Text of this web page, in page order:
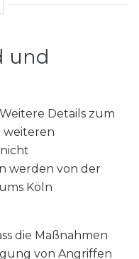
und
Details zum
weiteren
werden von der
Köln
die Maßnahmen
von Angriffen